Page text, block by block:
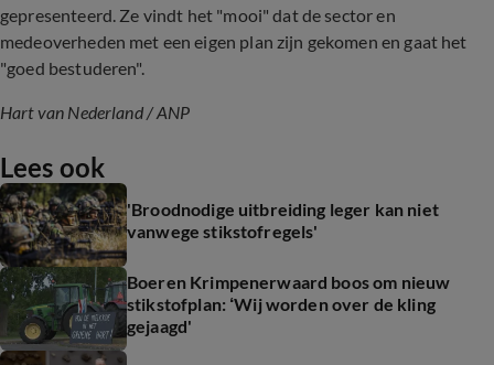
gepresenteerd. Ze vindt het "mooi" dat de sector en
medeoverheden met een eigen plan zijn gekomen en gaat het
"goed bestuderen".
Hart van Nederland / ANP
Lees ook
'Broodnodige uitbreiding leger kan niet
vanwege stikstofregels'
Boeren Krimpenerwaard boos om nieuw
stikstofplan: ‘Wij worden over de kling
gejaagd'